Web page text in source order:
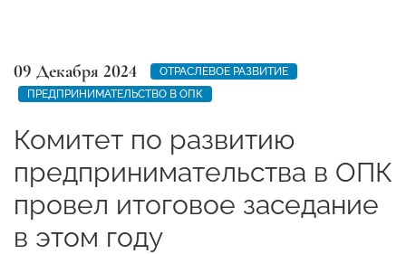
09 Декабря 2024
ОТРАСЛЕВОЕ РАЗВИТИЕ
ПРЕДПРИНИМАТЕЛЬСТВО В ОПК
Комитет по развитию
предпринимательства в ОПК
провел итоговое заседание
в этом году